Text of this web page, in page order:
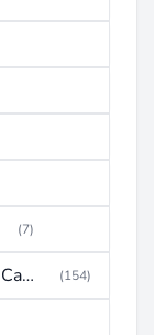
(7)
Caja Registradora (Electronic Cash Register) (154)